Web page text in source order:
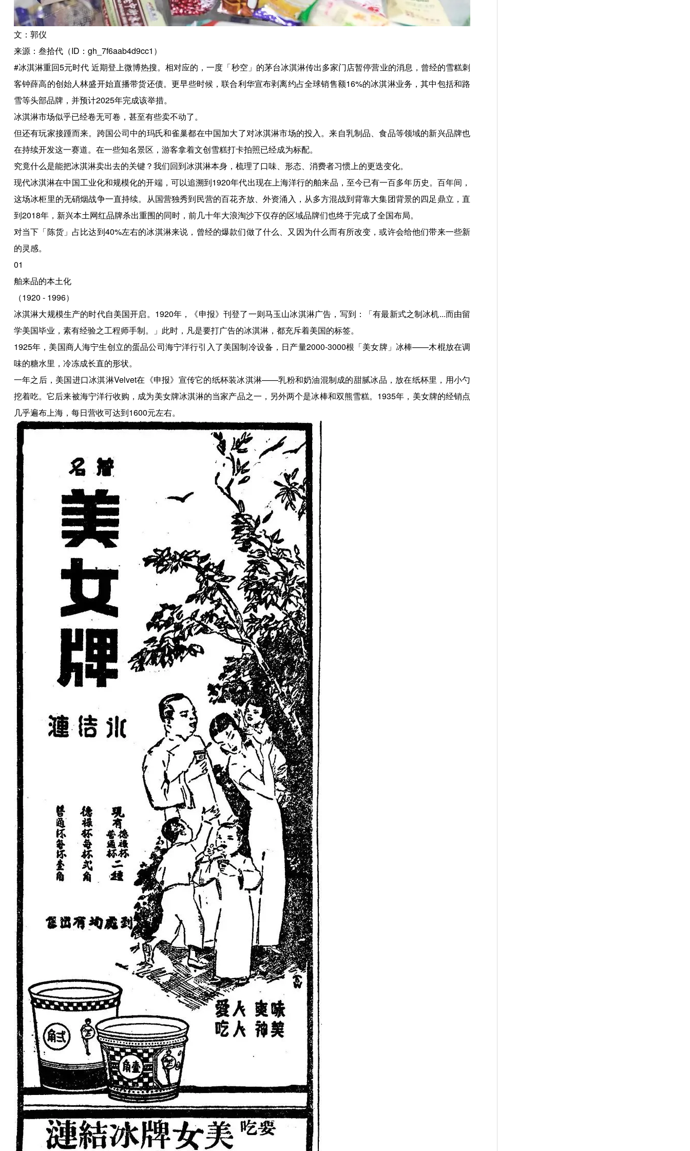
文：郭仪
来源：叁拾代（ID：gh_7f6aab4d9cc1）
#冰淇淋重回5元时代 近期登上微博热搜。相对应的，一度「秒空」的茅台冰淇淋传出多家门店暂停营业的消息，曾经的雪糕刺
客钟薛高的创始人林盛开始直播带货还债。更早些时候，联合利华宣布剥离约占全球销售额16%的冰淇淋业务，其中包括和路
雪等头部品牌，并预计2025年完成该举措。
冰淇淋市场似乎已经卷无可卷，甚至有些卖不动了。
但还有玩家接踵而来。跨国公司中的玛氏和雀巢都在中国加大了对冰淇淋市场的投入。来自乳制品、食品等领域的新兴品牌也
在持续开发这一赛道。在一些知名景区，游客拿着文创雪糕打卡拍照已经成为标配。
究竟什么是能把冰淇淋卖出去的关键？我们回到冰淇淋本身，梳理了口味、形态、消费者习惯上的更迭变化。
现代冰淇淋在中国工业化和规模化的开端，可以追溯到1920年代出现在上海洋行的舶来品，至今已有一百多年历史。百年间，
这场冰柜里的无硝烟战争一直持续。从国营独秀到民营的百花齐放、外资涌入，从多方混战到背靠大集团背景的四足鼎立，直
到2018年，新兴本土网红品牌杀出重围的同时，前几十年大浪淘沙下仅存的区域品牌们也终于完成了全国布局。
对当下「陈货」占比达到40%左右的冰淇淋来说，曾经的爆款们做了什么、又因为什么而有所改变，或许会给他们带来一些新
的灵感。
01
舶来品的本土化
（1920 - 1996）
冰淇淋大规模生产的时代自美国开启。1920年，《申报》刊登了一则马玉山冰淇淋广告，写到：「有最新式之制冰机...而由留
学美国毕业，素有经验之工程师手制。」此时，凡是要打广告的冰淇淋，都充斥着美国的标签。
1925年，美国商人海宁生创立的蛋品公司海宁洋行引入了美国制冷设备，日产量2000-3000根「美女牌」冰棒——木棍放在调
味的糖水里，冷冻成长直的形状。
一年之后，美国进口冰淇淋Velvet在《申报》宣传它的纸杯装冰淇淋——乳粉和奶油混制成的甜腻冰品，放在纸杯里，用小勺
挖着吃。它后来被海宁洋行收购，成为美女牌冰淇淋的当家产品之一，另外两个是冰棒和双熊雪糕。1935年，美女牌的经销点
几乎遍布上海，每日营收可达到1600元左右。